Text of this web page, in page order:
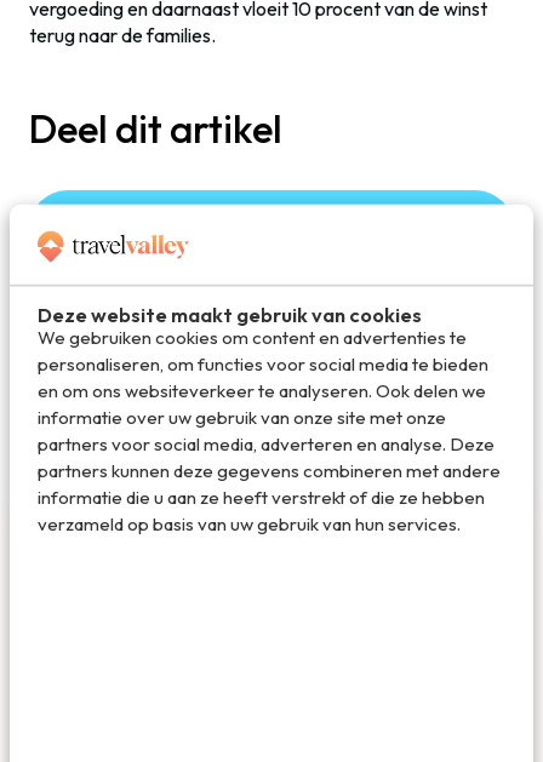
Deze website maakt gebruik van cookies
We gebruiken cookies om content en advertenties te
personaliseren, om functies voor social media te bieden
en om ons websiteverkeer te analyseren. Ook delen we
informatie over uw gebruik van onze site met onze
partners voor social media, adverteren en analyse. Deze
partners kunnen deze gegevens combineren met andere
informatie die u aan ze heeft verstrekt of die ze hebben
verzameld op basis van uw gebruik van hun services.
vergoeding en daarnaast vloeit 10 procent van de winst
terug naar de families.
Deel dit artikel
Deel op WhatsApp